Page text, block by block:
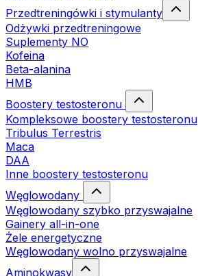
Przedtreningówki i stymulanty
Odżywki przedtreningowe
Suplementy NO
Kofeina
Beta-alanina
HMB
Boostery testosteronu
Kompleksowe boostery testosteronu
Tribulus Terrestris
Maca
DAA
Inne boostery testosteronu
Węglowodany
Węglowodany szybko przyswajalne
Gainery all-in-one
Żele energetyczne
Węglowodany wolno przyswajalne
Aminokwasy